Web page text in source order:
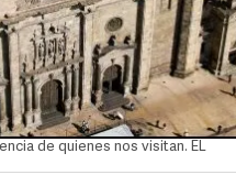
de quienes nos visitan. EL